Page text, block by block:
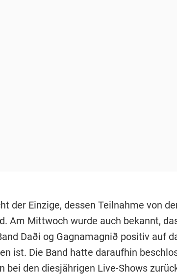
der Einzige, dessen Teilnahme von
Am Mittwoch wurde auch bekannt,
Daði og Gagnamagnið positiv auf
ist. Die Band hatte daraufhin
bei den diesjährigen Live-Shows